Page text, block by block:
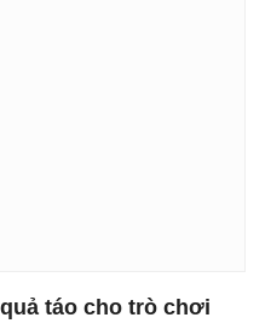
táo cho trò chơi